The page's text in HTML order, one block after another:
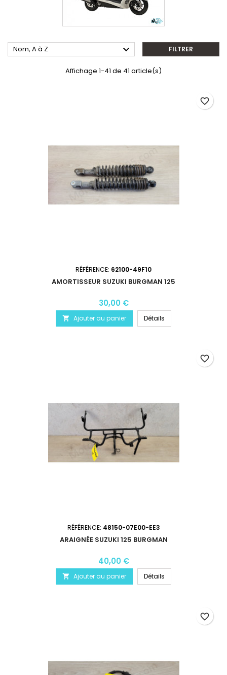
Nom, A à Z  FILTRER
Affichage 1-41 de 41 article(s)
RÉFÉRENCE: 62100-49F10
AMORTISSEUR SUZUKI BURGMAN 125
30,00 €
 Ajouter au panier Détails
favorite_border
RÉFÉRENCE: 48150-07E00-EE3
ARAIGNÉE SUZUKI 125 BURGMAN
40,00 €
 Ajouter au panier Détails
favorite_border
favorite_border